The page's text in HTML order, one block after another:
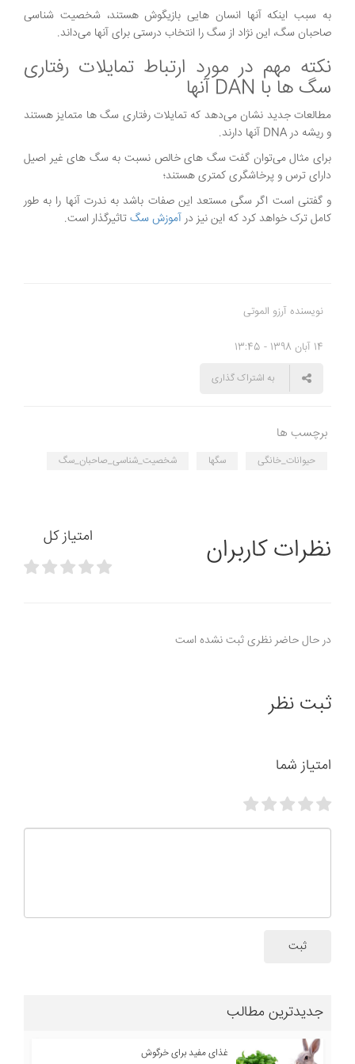
به سبب اینکه آنها انسان هایی بازیگوش هستند، شخصیت شناسی
صاحبان سگ، این نژاد از سگ را انتخاب درستی برای آنها می‌داند.
نکته مهم در مورد ارتباط تمایلات رفتاری
سگ ها با DAN آنها
مطالعات جدید نشان می‌دهد که تمایلات رفتاری سگ ها متمایز هستند
و ریشه در DNA آنها دارند.
برای مثال می‌توان گفت سگ های خالص نسبت به سگ های غیر اصیل
دارای ترس و پرخاشگری کمتری هستند؛
و گفتنی است اگر سگی مستعد این صفات باشد به ندرت آنها را به طور
کامل ترک خواهد کرد که این نیز درآموزش سگتاثیرگذار است.
نویسنده آرزو الموتی
14 آبان 1398 - 13:45
به اشتراک گذاری
برچسب ها
حیوانات_خانگی سگها شخصیت_شناسی_صاحبان_سگ
نظرات کاربران امتیاز کل
در حال حاضر نظری ثبت نشده است
ثبت نظر
امتیاز شما
ثبت
جدیدترین مطالب
غذای مفید برای خرگوش